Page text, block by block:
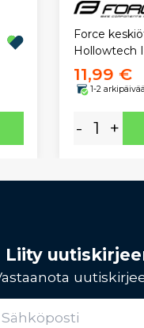
Force
Hollowtech
11,99 €
1-2 arkipäivää
- +
Liity